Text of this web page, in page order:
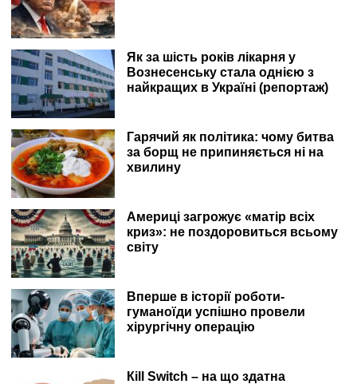
Як за шість років лікарня у
Вознесенську стала однією з
найкращих в Україні (репортаж)
Гарячий як політика: чому битва
за борщ не припиняється ні на
хвилину
Америці загрожує «матір всіх
криз»: не поздоровиться всьому
світу
Вперше в історії роботи-
гуманоїди успішно провели
хірургічну операцію
Кill Switch – на що здатна